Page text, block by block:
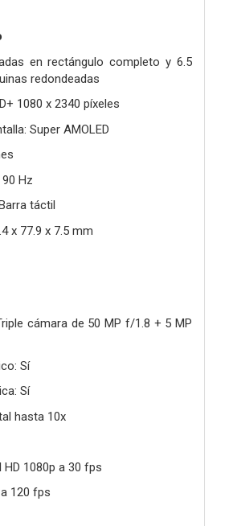
en rectángulo completo y 6.5
redondeadas
1080 x 2340 píxeles
Super AMOLED
Hz
táctil
x 77.9 x 7.5 mm
cámara de 50 MP f/1.8 + 5 MP
Sí
Sí
hasta 10x
1080p a 30 fps
120 fps